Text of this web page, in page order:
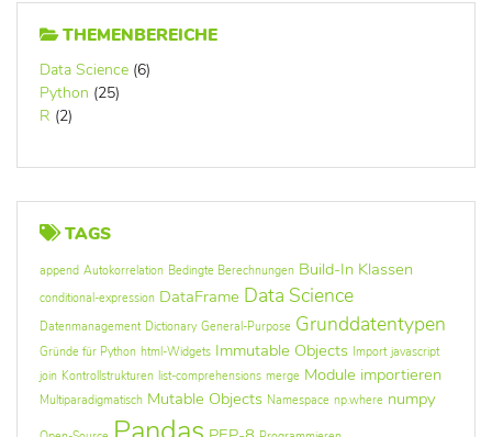
THEMENBEREICHE
Data Science (6)
Python (25)
R (2)
TAGS
append Autokorrelation Bedingte Berechnungen Build-In Klassen
conditional-expression DataFrame Data Science
Datenmanagement Dictionary General-Purpose Grunddatentypen
Gründe für Python html-Widgets Immutable Objects Import javascript
join Kontrollstrukturen list-comprehensions merge Module importieren
Multiparadigmatisch Mutable Objects Namespace np.where numpy